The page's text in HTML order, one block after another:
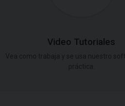
Video Tutoriales